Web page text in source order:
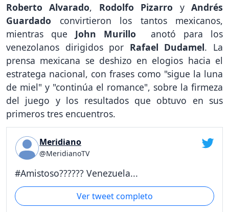
Roberto Alvarado, Rodolfo Pizarro yAndrés
Guardado convirtieron los tantos mexicanos,
mientras que John Murillo
anotó para los
venezolanos dirigidos por Rafael Dudamel. La
prensa mexicana se deshizo en elogios hacia el
estratega nacional, con frases como "sigue la luna
de miel" y "continúa el romance", sobre la firmeza
del juego y los resultados que obtuvo en sus
primeros tres encuentros.
Meridiano
@MeridianoTV
#Amistoso?????? Venezuela...
Ver tweet completo